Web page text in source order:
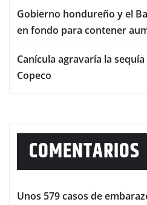
Gobierno hondureño y el
en fondo para contener
Canícula agravaría la
Copeco
COMENTARIOS
Unos 579 casos de